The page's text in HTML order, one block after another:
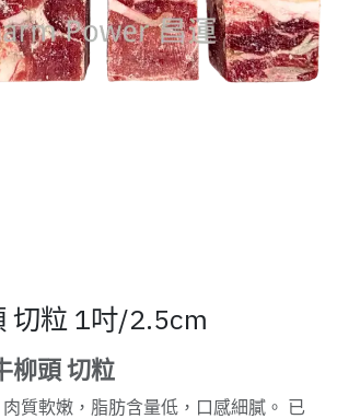
切粒 1吋/2.5cm
柳頭 切粒
質軟嫩，脂肪含量低，口感細膩。 已